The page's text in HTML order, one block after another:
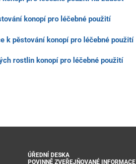
konopí pro léčebné použití
k pěstování konopí pro léčebné použití
rostlin konopí pro léčebné použití
ÚŘEDNÍ DESKA
POVINNĚ ZVEŘEJŇOVANÉ INFORMACE